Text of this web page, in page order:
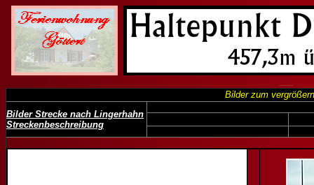
Bilder zum
Bilder Strecke nach Lingerhahn
Streckenbeschreibung